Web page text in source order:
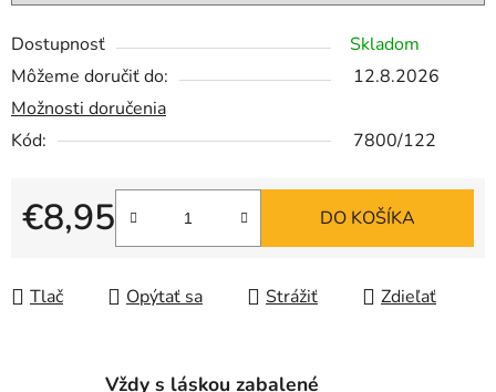
Dostupnosť
Skladom
Môžeme doručiť do:
12.8.2026
Možnosti doručenia
Kód:
7800/122
€8,95
Jednotková cena:
DO KOŠÍKA
Tlač Opýtať sa Strážiť Zdieľať
Vždy s láskou zabalené